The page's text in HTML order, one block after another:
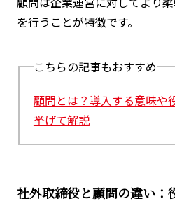
を行うことが特徴です。
こちらの記事もおすすめ
顧問とは？導入する意味や
挙げて解説
社外取締役と顧問の違い：